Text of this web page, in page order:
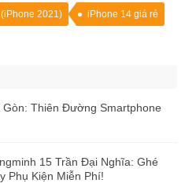
2021) iPhone 14 giá rẻ
Thiên Đường Smartphone
15 Trần Đại Nghĩa: Ghé
Phụ Kiện Miễn Phí!